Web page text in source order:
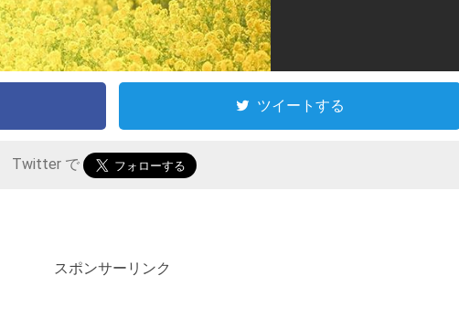
ツイートする
Twitter で
スポンサーリンク